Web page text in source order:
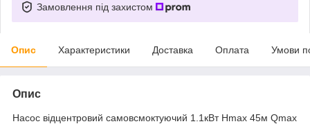
Замовлення під захистом
Опис Характеристики Доставка Оплата Умови
Опис
Насос відцентровий самовсмоктуючий 1.1кВт Hmax 45м Qmax